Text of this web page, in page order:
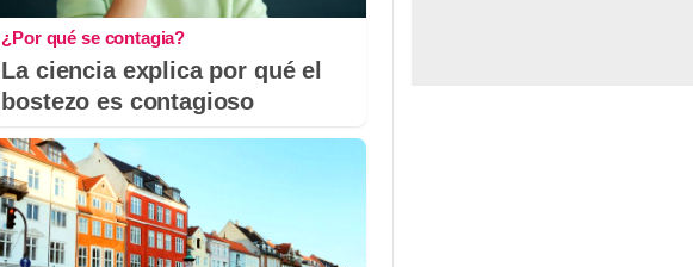
¿Por qué se contagia?
La ciencia explica por qué el
bostezo es contagioso